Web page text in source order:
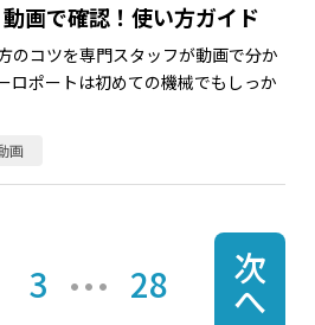
画で確認！使い方ガイド
のコツを専門スタッフが動画で分か
ロポートは初めての機械でもしっか
画
3 28 次
へ